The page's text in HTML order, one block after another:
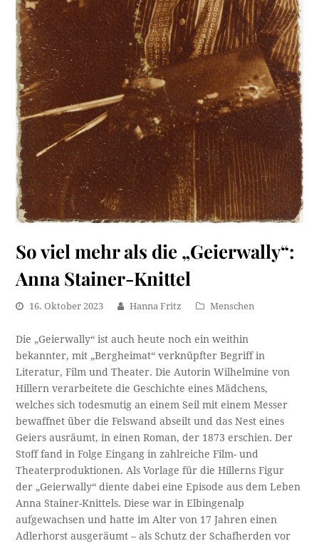
So viel mehr als die „Geierwally“:
Anna Stainer-Knittel
16. Oktober 2023 Hanna Fritz Menschen
Die „Geierwally“ ist auch heute noch ein weithin
bekannter, mit „Bergheimat“ verknüpfter Begriff in
Literatur, Film und Theater. Die Autorin Wilhelmine von
Hillern verarbeitete die Geschichte eines Mädchens,
welches sich todesmutig an einem Seil mit einem Messer
bewaffnet über die Felswand abseilt und das Nest eines
Geiers ausräumt, in einen Roman, der 1873 erschien. Der
Stoff fand in Folge Eingang in zahlreiche Film- und
Theaterproduktionen. Als Vorlage für die Hillerns Figur
der „Geierwally“ diente dabei eine Episode aus dem Leben
Anna Stainer-Knittels. Diese war in Elbingenalp
aufgewachsen und hatte im Alter von 17 Jahren einen
Adlerhorst ausgeräumt – als Schutz der Schafherden vor